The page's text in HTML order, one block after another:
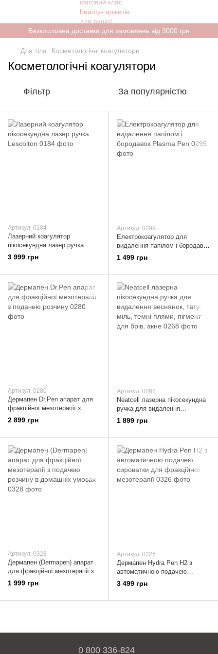
Безкоштовна доставка для замовлень від 3000 грн
Для тіла Косметологічні коагулятори
Косметологічні коагулятори
Фільтр За популярністю
Артикул: 0184
Лазерний коагулятор
пікосекундна лазер ручка
Lescolton
3 999 грн
Артикул: 0299
Електрокоагулятор для
видалення папілом і бородавок
Plasma Pen
1 499 грн
Артикул: 0280
Дермапен Dr.Pen апарат для
фракційної мезотерапії з
подачею розчину
2 899 грн
Артикул: 0268
Neatcell лазерна пікосекундна
ручка для видалення
веснянок, тату, міль, темні
плями, пігмент для брів, акне
1 899 грн
Артикул: 0328
Дермапен (Dermapen) апарат
для фракційної мезотерапії з
подачею розчину в домашніх
1 999 грн
Артикул: 0326
Дермапен Hydra Pen H2 з
автоматичною подачею
сироватки для фракційної
мезотерапії
3 499 грн
0 800 336-824